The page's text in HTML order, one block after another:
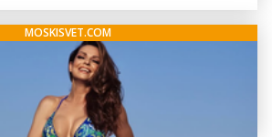
MOSKISVET.COM